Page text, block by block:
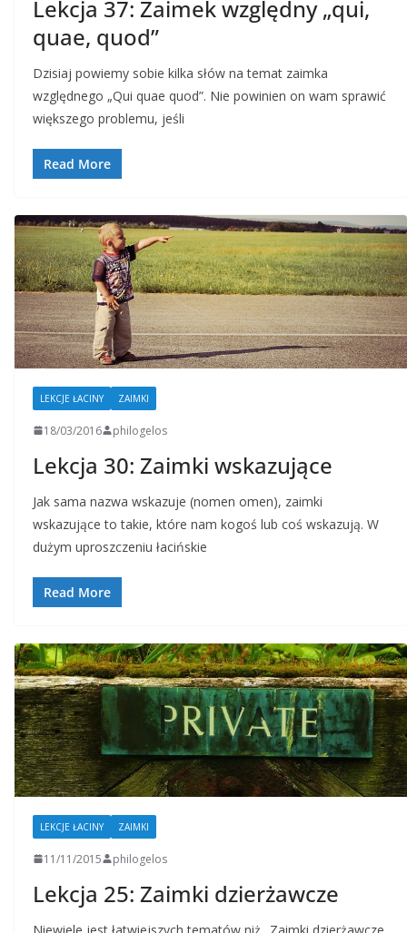
Lekcja 37: Zaimek względny „qui,
quae, quod”
Dzisiaj powiemy sobie kilka słów na temat zaimka
względnego „Qui quae quod”. Nie powinien on wam sprawić
większego problemu, jeśli
Read More
LEKCJE ŁACINY ZAIMKI
18/03/2016 philogelos
Lekcja 30: Zaimki wskazujące
Jak sama nazwa wskazuje (nomen omen), zaimki
wskazujące to takie, które nam kogoś lub coś wskazują. W
dużym uproszczeniu łacińskie
Read More
LEKCJE ŁACINY ZAIMKI
11/11/2015 philogelos
Lekcja 25: Zaimki dzierżawcze
Niewiele jest łatwiejszych tematów niż „Zaimki dzierżawcze